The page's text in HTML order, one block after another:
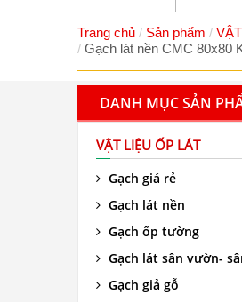
Trang chủ Sản phẩm
Gạch lát nền CMC 80x80
DANH MỤC SẢN
VẬT LIỆU ỐP LÁT
Gạch giá rẻ
Gạch lát nền
Gạch ốp tường
Gạch lát sân vườn-
Gạch giả gỗ